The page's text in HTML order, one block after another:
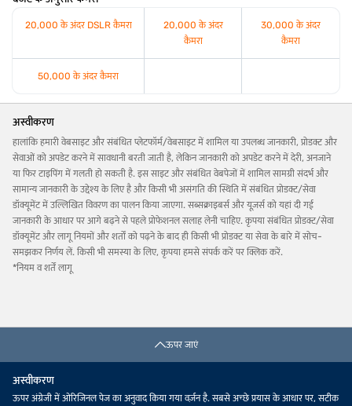
20,000 के अंदर DSLR कैमरा
20,000 के अंदर
कैमरा
30,000 के अंदर
कैमरा
50,000 के अंदर कैमरा
अस्वीकरण
हालांकि हमारी वेबसाइट और संबंधित प्लेटफॉर्म/वेबसाइट में शामिल या उपलब्ध जानकारी, प्रोडक्ट और
सेवाओं को अपडेट करने में सावधानी बरती जाती है, लेकिन जानकारी को अपडेट करने में देरी, अनजाने
या फिर टाइपिंग में गलती हो सकती है. इस साइट और संबंधित वेबपेजों में शामिल सामग्री संदर्भ और
सामान्य जानकारी के उद्देश्य के लिए है और किसी भी असंगति की स्थिति में संबंधित प्रोडक्ट/सेवा
डॉक्यूमेंट में उल्लिखित विवरण का पालन किया जाएगा. सब्सक्राइबर्स और यूज़र्स को यहां दी गई
जानकारी के आधार पर आगे बढ़ने से पहले प्रोफेशनल सलाह लेनी चाहिए. कृपया संबंधित प्रोडक्ट/सेवा
डॉक्यूमेंट और लागू नियमों और शर्तों को पढ़ने के बाद ही किसी भी प्रोडक्ट या सेवा के बारे में सोच-
समझकर निर्णय लें. किसी भी समस्या के लिए, कृपया हमसे संपर्क करें पर क्लिक करें.
*नियम व शर्तें लागू
ऊपर जाएं
अस्वीकरण
ऊपर अंग्रेजी में ओरिजिनल पेज का अनुवाद किया गया वर्ज़न है. सबसे अच्छे प्रयास के आधार पर, सटीक